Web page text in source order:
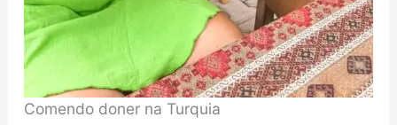
Comendo doner na Turquia